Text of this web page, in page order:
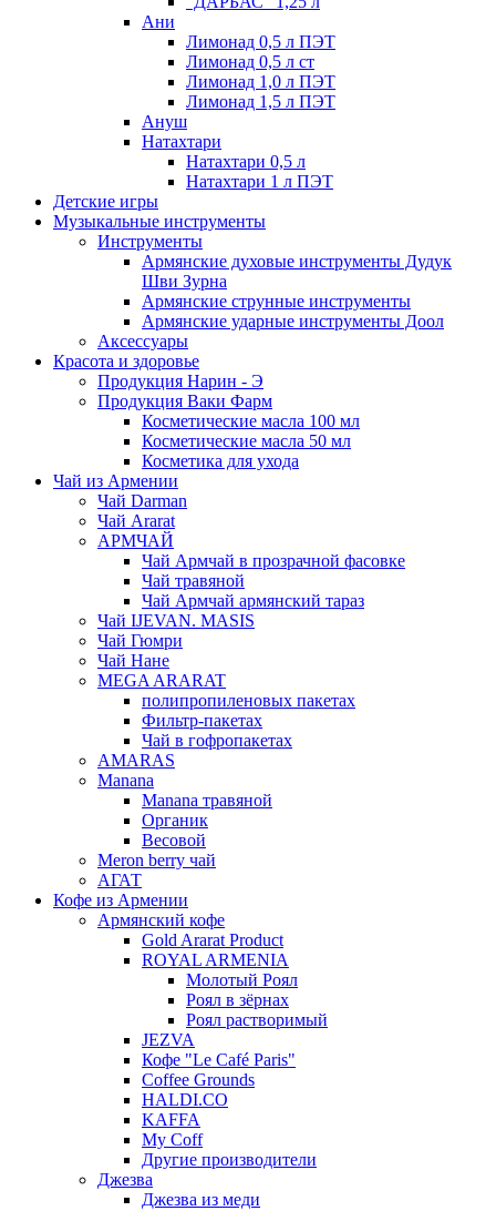
Ани
Лимонад 0,5 л ПЭТ
Лимонад 0,5 л ст
Лимонад 1,0 л ПЭТ
Лимонад 1,5 л ПЭТ
Ануш
Натахтари
Натахтари 0,5 л
Натахтари 1 л ПЭТ
Детские игры
Музыкальные инструменты
Инструменты
Армянские духовые инструменты Дудук
Шви Зурна
Армянские струнные инструменты
Армянские ударные инструменты Доол
Аксессуары
Красота и здоровье
Продукция Нарин - Э
Продукция Ваки Фарм
Косметические масла 100 мл
Косметические масла 50 мл
Косметика для ухода
Чай из Армении
Чай Darman
Чай Ararat
АРМЧАЙ
Чай Армчай в прозрачной фасовке
Чай травяной
Чай Армчай армянский тараз
Чай IJEVAN. MASIS
Чай Гюмри
Чай Нане
MEGA ARARAT
полипропиленовых пакетах
Фильтр-пакетах
Чай в гофропакетах
AMARAS
Manana
Manana травяной
Органик
Весовой
Meron berry чай
АГАТ
Кофе из Армении
Армянский кофе
Gold Ararat Product
ROYAL ARMENIA
Молотый Роял
Роял в зёрнах
Роял растворимый
JEZVA
Кофе "Le Café Paris"
Coffee Grounds
HALDI.CO
KAFFA
My Coff
Другие производители
Джезва
Джезва из меди